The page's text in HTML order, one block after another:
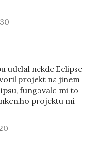
udelal nekde Eclipse
projekt na jinem
fungovalo mi to
projektu mi